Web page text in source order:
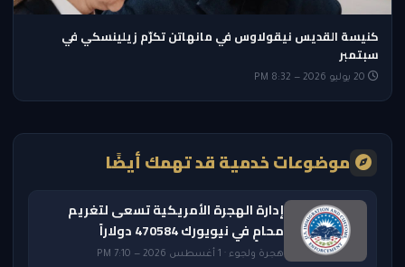
كنيسة القديس نيقولاوس في مانهاتن تكرّم زيلينسكي في
سبتمبر
موضوعات خدمية قد تهمك أيضًا
إدارة الهجرة الأمريكية تسعى لتغريم
محامٍ في نيويورك 470584 دولاراً
هجرة ولجوء · 1 أغسطس 2026 — 7:10 PM